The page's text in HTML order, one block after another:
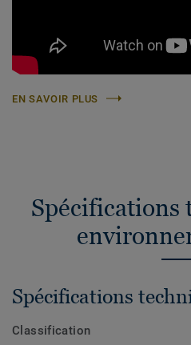
EN SAVOIR PLUS
Spécifications
Spécifications
Classification